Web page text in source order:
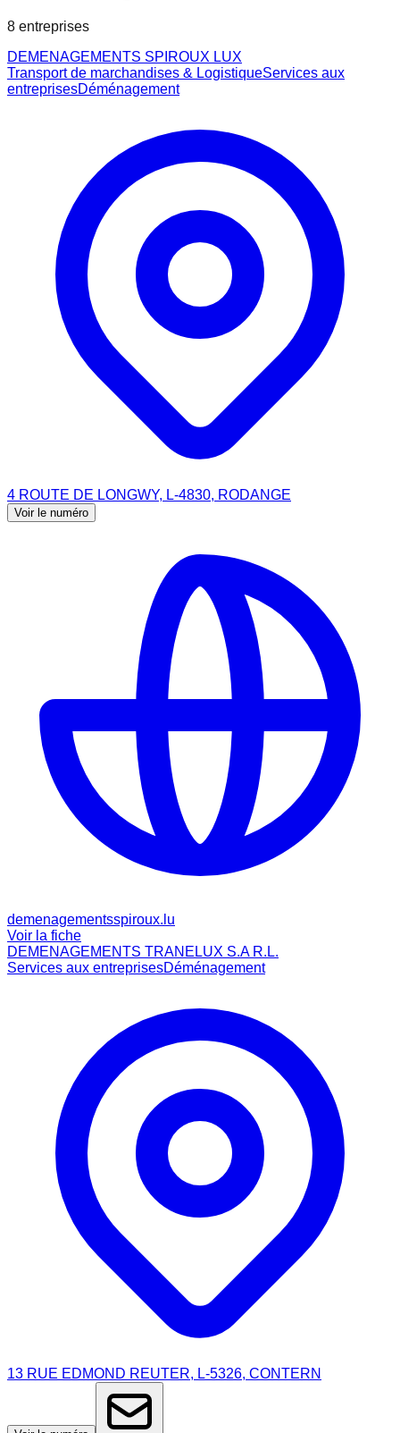
8 entreprises
DEMENAGEMENTS SPIROUX LUX
Transport de marchandises & LogistiqueServices aux
entreprisesDéménagement
4 ROUTE DE LONGWY, L-4830, RODANGE
Voir le numéro
demenagementsspiroux.lu
Voir la fiche
DEMENAGEMENTS TRANELUX S.A R.L.
Services aux entreprisesDéménagement
13 RUE EDMOND REUTER, L-5326, CONTERN